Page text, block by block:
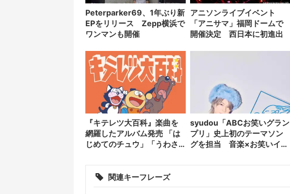
Peterparker69、1年ぶり新
EPをリリース Zepp横浜で
ワンマンも開催
アニソンライブイベント
「アニサマ」福岡ドームで
開催決定 西日本に初進出
『キテレツ大百科』楽曲を
網羅したアルバム発売 「は
じめてのチュウ」「うわさ
syudou「ABCお笑いグラン
プリ」史上初のテーマソン
グを担当 音楽×お笑いイベ
関連キーフレーズ